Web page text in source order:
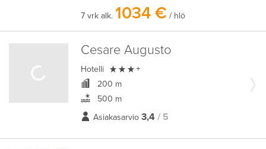
7 vrk alk. 1034 € / hlö
Cesare Augusto
Hotelli  +
200 m
500 m
Asiakasarvio 3,4 / 5